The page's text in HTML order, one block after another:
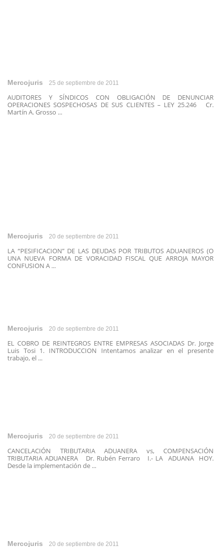
Mercojuris 25 de septiembre de 2011
AUDITORES Y SÍNDICOS CON OBLIGACIÓN DE DENUNCIAR
OPERACIONES SOSPECHOSAS DE SUS CLIENTES – LEY 25.246 Cr.
Martín A. Grosso ...
Mercojuris 20 de septiembre de 2011
LA “PESIFICACION” DE LAS DEUDAS POR TRIBUTOS ADUANEROS (O
UNA NUEVA FORMA DE VORACIDAD FISCAL QUE ARROJA MAYOR
CONFUSION A ...
Mercojuris 20 de septiembre de 2011
EL COBRO DE REINTEGROS ENTRE EMPRESAS ASOCIADAS Dr. Jorge
Luis Tosi 1. INTRODUCCION Intentamos analizar en el presente
trabajo, el ...
Mercojuris 20 de septiembre de 2011
CANCELACIÓN TRIBUTARIA ADUANERA vs, COMPENSACIÓN
TRIBUTARIA ADUANERA Dr. Rubén Ferraro I.- LA ADUANA HOY.
Desde la implementación de ...
Mercojuris 20 de septiembre de 2011